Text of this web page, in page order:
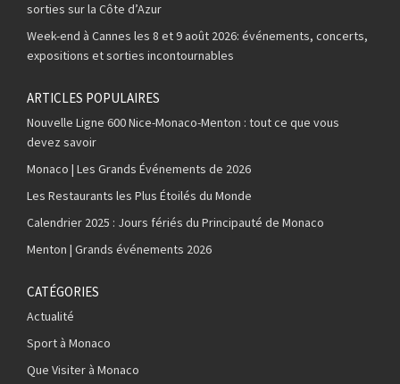
sorties sur la Côte d’Azur
Week-end à Cannes les 8 et 9 août 2026: événements, concerts,
expositions et sorties incontournables
ARTICLES POPULAIRES
Nouvelle Ligne 600 Nice-Monaco-Menton : tout ce que vous
devez savoir
Monaco | Les Grands Événements de 2026
Les Restaurants les Plus Étoilés du Monde
Calendrier 2025 : Jours fériés du Principauté de Monaco
Menton | Grands événements 2026
CATÉGORIES
Actualité
Sport à Monaco
Que Visiter à Monaco